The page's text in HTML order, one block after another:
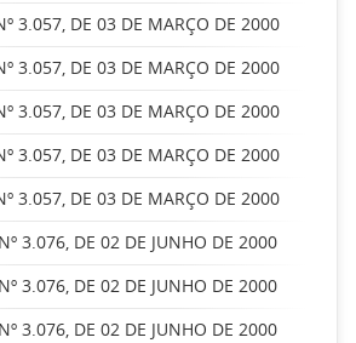
3.057, DE 03 DE MARÇO DE 2000
3.057, DE 03 DE MARÇO DE 2000
3.057, DE 03 DE MARÇO DE 2000
3.057, DE 03 DE MARÇO DE 2000
3.057, DE 03 DE MARÇO DE 2000
3.076, DE 02 DE JUNHO DE 2000
3.076, DE 02 DE JUNHO DE 2000
3.076, DE 02 DE JUNHO DE 2000